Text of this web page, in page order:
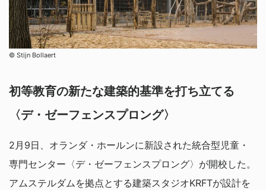
©︎ Stijn Bollaert
初等教育の新たな建築的基準を打ち立てる
〈デ・ゼーフェンスプロング〉
2月9日、オランダ・ホールンに新設された統合型児童・
専門センター〈デ・ゼーフェンスプロング〉が開校した。
アムステルダムを拠点とする建築スタジオKRFTが設計を